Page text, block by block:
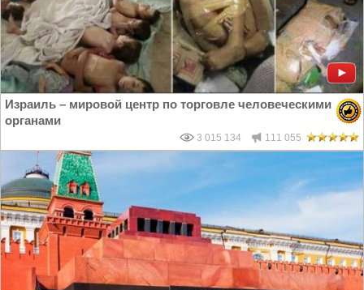
Израиль – мировой центр по торговле человеческими
органами
3 015 134 111 055